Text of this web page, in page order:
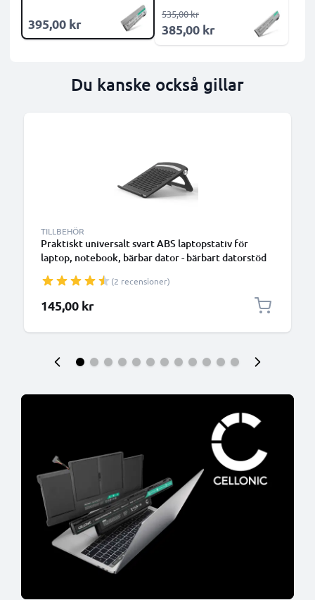
395,00 kr 385,00 kr
535,00 kr
Du kanske också gillar
TILLBEHÖR
Praktiskt universalt svart ABS laptopstativ för
laptop, notebook, bärbar dator - bärbart datorstöd
ventilation
(2 recensioner)
145,00 kr